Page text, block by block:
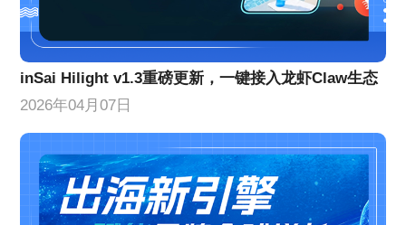
inSai Hilight v1.3重磅更新，一键接入龙虾Claw生态
2026年04月07日